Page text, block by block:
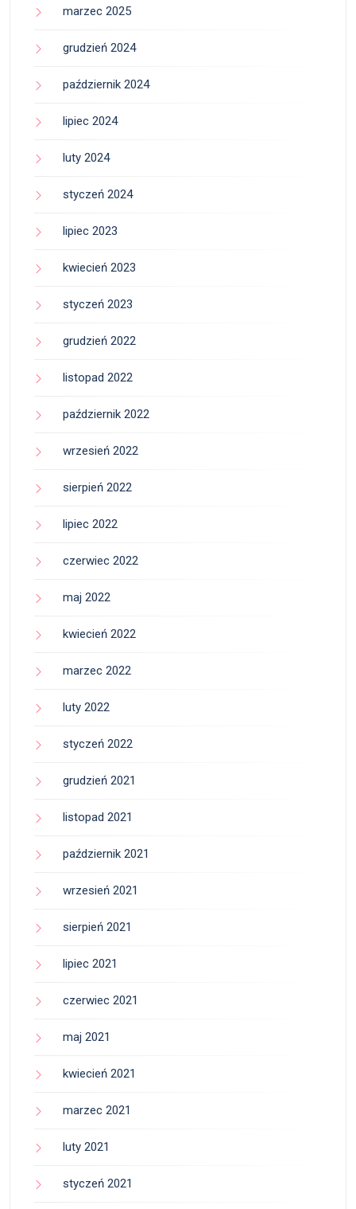
marzec 2025
grudzień 2024
październik 2024
lipiec 2024
luty 2024
styczeń 2024
lipiec 2023
kwiecień 2023
styczeń 2023
grudzień 2022
listopad 2022
październik 2022
wrzesień 2022
sierpień 2022
lipiec 2022
czerwiec 2022
maj 2022
kwiecień 2022
marzec 2022
luty 2022
styczeń 2022
grudzień 2021
listopad 2021
październik 2021
wrzesień 2021
sierpień 2021
lipiec 2021
czerwiec 2021
maj 2021
kwiecień 2021
marzec 2021
luty 2021
styczeń 2021